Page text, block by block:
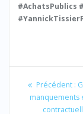
#AchatsPublics
de
l’article
Précédent :
:
manquements